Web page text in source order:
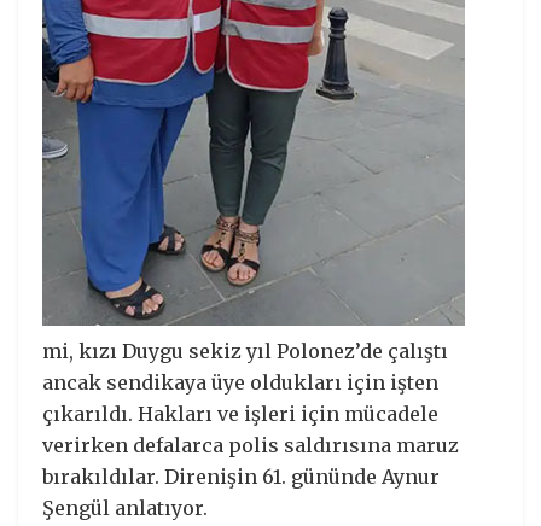
mi, kızı Duygu sekiz yıl Polonez’de çalıştı
ancak sendikaya üye oldukları için işten
çıkarıldı. Hakları ve işleri için mücadele
verirken defalarca polis saldırısına maruz
bırakıldılar. Direnişin 61. gününde Aynur
Şengül anlatıyor.